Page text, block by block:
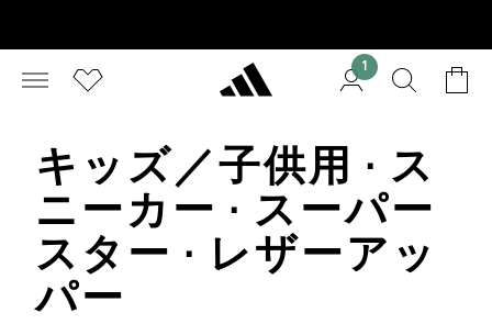
1
キッズ／子供用 · ス
ニーカー · スーパー
スター · レザーアッ
パー